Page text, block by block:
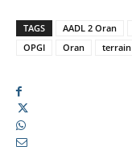
TAGS AADL 2 Oran
OPGI
Oran terrain